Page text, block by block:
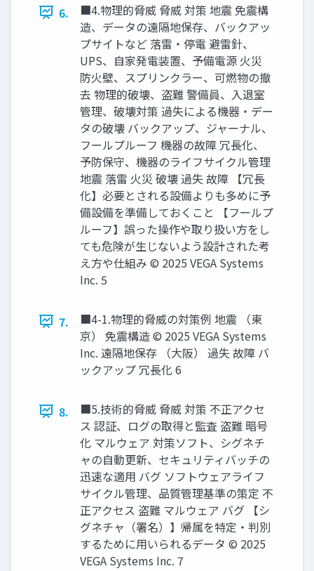
6.
■4.物理的脅威 脅威 対策 地震 免震構
造、データの遠隔地保存、バックアッ
プサイトなど 落雷・停電 避雷針、
UPS、自家発電装置、予備電源 火災
防火壁、スプリンクラー、可燃物の撤
去 物理的破壊、盗難 警備員、入退室
管理、破壊対策 過失による機器・デー
タの破壊 バックアップ、ジャーナル、
フールプルーフ 機器の故障 冗長化、
予防保守、機器のライフサイクル管理
地震 落雷 火災 破壊 過失 故障 【冗長
化】必要とされる設備よりも多めに予
備設備を準備しておくこと 【フールプ
ルーフ】誤った操作や取り扱い方をし
ても危険が生じないよう設計された考
え方や仕組み © 2025 VEGA Systems
Inc. 5
7.
■4-1.物理的脅威の対策例 地震 （東
京） 免震構造 © 2025 VEGA Systems
Inc. 遠隔地保存 （大阪） 過失 故障 バ
ックアップ 冗長化 6
8.
■5.技術的脅威 脅威 対策 不正アクセ
ス 認証、ログの取得と監査 盗難 暗号
化 マルウェア 対策ソフト、シグネチ
ャの自動更新、セキュリティバッチの
迅速な適用 バグ ソフトウェアライフ
サイクル管理、品質管理基準の策定 不
正アクセス 盗難 マルウェア バグ 【シ
グネチャ（署名）】帰属を特定・判別
するために用いられるデータ © 2025
VEGA Systems Inc. 7